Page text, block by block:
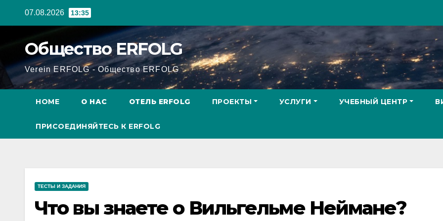
07.08.2026 13:35
Общество ERFOLG
Verein ERFOLG - Общество ERFOLG
HOME О НАС ОТЕЛЬ ERFOLG ПРОЕКТЫ УСЛУГИ УЧЕБНЫЙ ЦЕНТР
ПРИСОЕДИНЯЙТЕСЬ К ERFOLG
ТЕСТЫ И ЗАДАНИЯ
Что вы знаете о Вильгельме Неймане?